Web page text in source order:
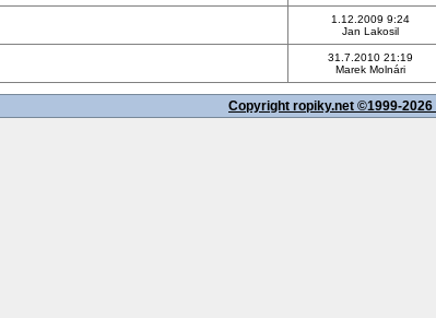
1.12.2009 9:24
Jan Lakosil
31.7.2010 21:19
Marek Molnári
Copyright ropiky.net ©1999-2026